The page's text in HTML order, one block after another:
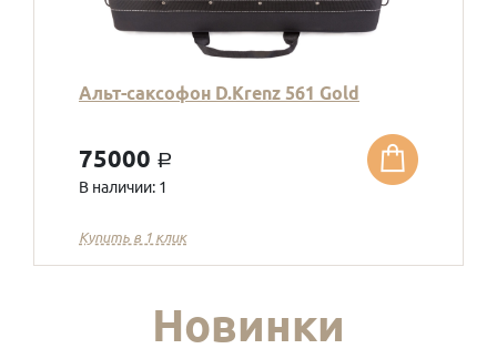
Альт-саксофон D.Krenz 561 Gold
75000 a
В наличии: 1
Купить в 1 клик
Новинки